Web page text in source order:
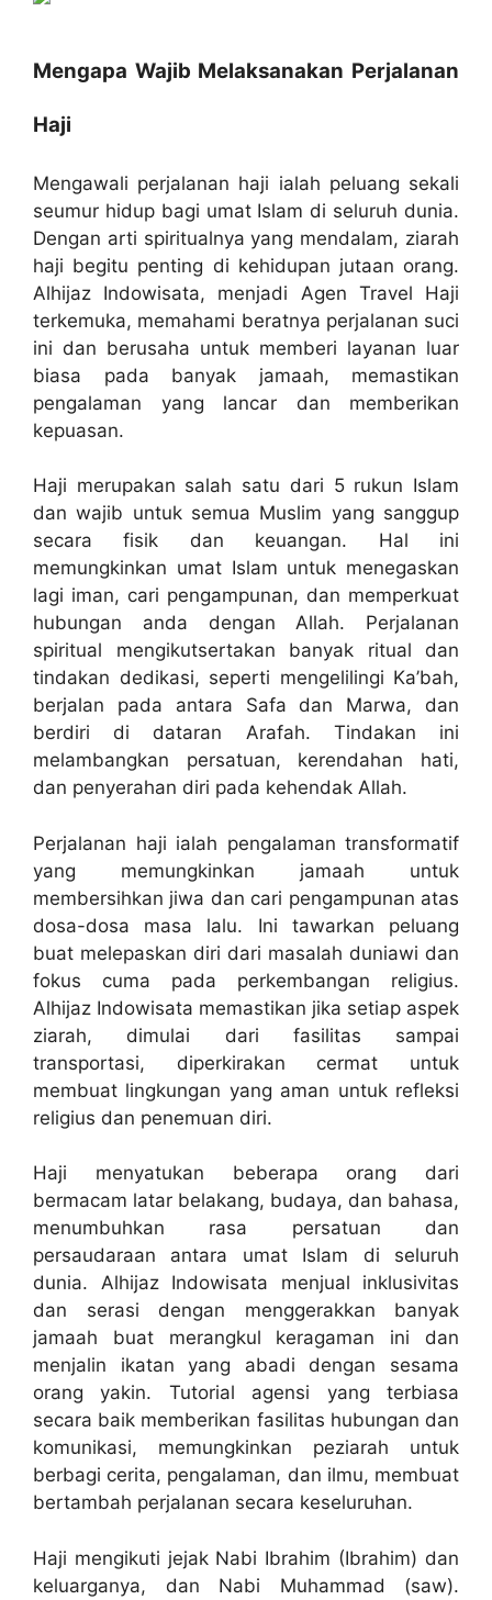
Mengapa Wajib Melaksanakan Perjalanan
Haji
Mengawali perjalanan haji ialah peluang sekali
seumur hidup bagi umat Islam di seluruh dunia.
Dengan arti spiritualnya yang mendalam, ziarah
haji begitu penting di kehidupan jutaan orang.
Alhijaz Indowisata, menjadi Agen Travel Haji
terkemuka, memahami beratnya perjalanan suci
ini dan berusaha untuk memberi layanan luar
biasa pada banyak jamaah, memastikan
pengalaman yang lancar dan memberikan
kepuasan.
Haji merupakan salah satu dari 5 rukun Islam
dan wajib untuk semua Muslim yang sanggup
secara fisik dan keuangan. Hal ini
memungkinkan umat Islam untuk menegaskan
lagi iman, cari pengampunan, dan memperkuat
hubungan anda dengan Allah. Perjalanan
spiritual mengikutsertakan banyak ritual dan
tindakan dedikasi, seperti mengelilingi Ka’bah,
berjalan pada antara Safa dan Marwa, dan
berdiri di dataran Arafah. Tindakan ini
melambangkan persatuan, kerendahan hati,
dan penyerahan diri pada kehendak Allah.
Perjalanan haji ialah pengalaman transformatif
yang memungkinkan jamaah untuk
membersihkan jiwa dan cari pengampunan atas
dosa-dosa masa lalu. Ini tawarkan peluang
buat melepaskan diri dari masalah duniawi dan
fokus cuma pada perkembangan religius.
Alhijaz Indowisata memastikan jika setiap aspek
ziarah, dimulai dari fasilitas sampai
transportasi, diperkirakan cermat untuk
membuat lingkungan yang aman untuk refleksi
religius dan penemuan diri.
Haji menyatukan beberapa orang dari
bermacam latar belakang, budaya, dan bahasa,
menumbuhkan rasa persatuan dan
persaudaraan antara umat Islam di seluruh
dunia. Alhijaz Indowisata menjual inklusivitas
dan serasi dengan menggerakkan banyak
jamaah buat merangkul keragaman ini dan
menjalin ikatan yang abadi dengan sesama
orang yakin. Tutorial agensi yang terbiasa
secara baik memberikan fasilitas hubungan dan
komunikasi, memungkinkan peziarah untuk
berbagi cerita, pengalaman, dan ilmu, membuat
bertambah perjalanan secara keseluruhan.
Haji mengikuti jejak Nabi Ibrahim (Ibrahim) dan
keluarganya, dan Nabi Muhammad (saw).